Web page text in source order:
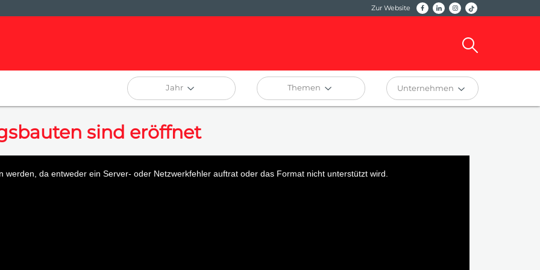
Zur Website
Jahr Themen Unternehmen
sind eröffnet
werden, da entweder ein Server- oder Netzwerkfehler auftrat oder das Format nicht unterstützt wird.